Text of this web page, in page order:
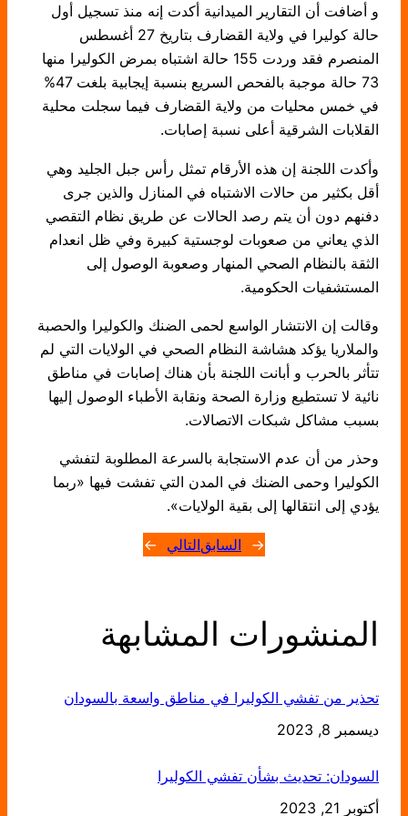
و أضافت أن التقارير الميدانية أكدت إنه منذ تسجيل أول
حالة كوليرا في ولاية القضارف بتاريخ 27 أغسطس
المنصرم فقد وردت 155 حالة اشتباه بمرض الكوليرا منها
73 حالة موجبة بالفحص السريع بنسبة إيجابية بلغت 47%
في خمس محليات من ولاية القضارف فيما سجلت محلية
القلابات الشرقية أعلى نسبة إصابات.
وأكدت اللجنة إن هذه الأرقام تمثل رأس جبل الجليد وهي
أقل بكثير من حالات الاشتباه في المنازل والذين جرى
دفنهم دون أن يتم رصد الحالات عن طريق نظام التقصي
الذي يعاني من صعوبات لوجستية كبيرة وفي ظل انعدام
الثقة بالنظام الصحي المنهار وصعوبة الوصول إلى
المستشفيات الحكومية.
وقالت إن الانتشار الواسع لحمى الضنك والكوليرا والحصبة
والملاريا يؤكد هشاشة النظام الصحي في الولايات التي لم
تتأثر بالحرب و أبانت اللجنة بأن هناك إصابات في مناطق
نائية لا تستطيع وزارة الصحة ونقابة الأطباء الوصول إليها
بسبب مشاكل شبكات الاتصالات.
وحذر من أن عدم الاستجابة بالسرعة المطلوبة لتفشي
الكوليرا وحمى الضنك في المدن التي تفشت فيها «ربما
يؤدي إلى انتقالها إلى بقية الولايات».
← السابقالتالي →
المنشورات المشابهة
تحذير من تفشي الكوليرا في مناطق واسعة بالسودان
التاريخ
ديسمبر 8, 2023
السودان: تحديث بشأن تفشي الكوليرا
التاريخ
أكتوبر 21, 2023